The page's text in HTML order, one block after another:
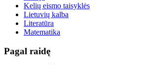
Kelių eismo taisyklės
Lietuvių kalba
Literatūra
Matematika
Pagal raidę